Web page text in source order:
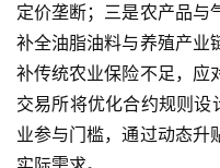
定价垄断；三是农产品与
补全油脂油料与养殖产业
补传统农业保险不足，应
交易所将优化合约规则设
业参与门槛，通过动态升